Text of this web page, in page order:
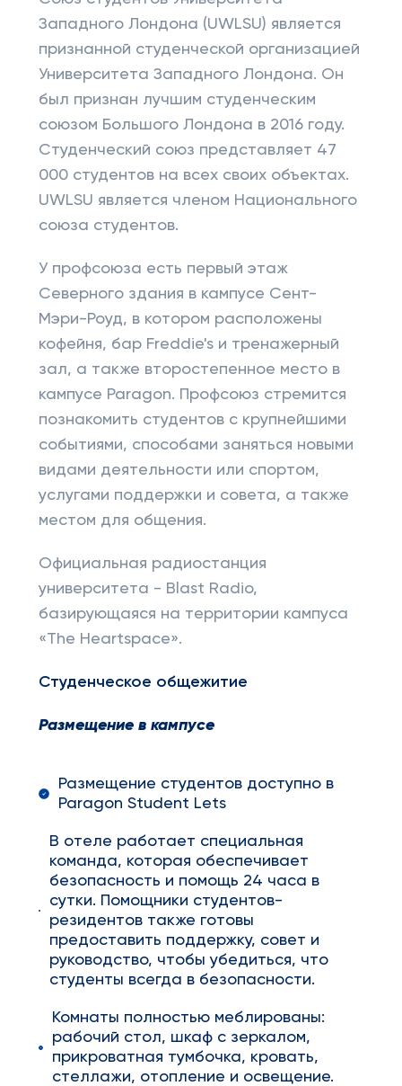
Западного Лондона (UWLSU) является
признанной студенческой организацией
Университета Западного Лондона. Он
был признан лучшим студенческим
союзом Большого Лондона в 2016 году.
Студенческий союз представляет 47
000 студентов на всех своих объектах.
UWLSU является членом Национального
союза студентов.
У профсоюза есть первый этаж
Северного здания в кампусе Сент-
Мэри-Роуд, в котором расположены
кофейня, бар Freddie's и тренажерный
зал, а также второстепенное место в
кампусе Paragon. Профсоюз стремится
познакомить студентов с крупнейшими
событиями, способами заняться новыми
видами деятельности или спортом,
услугами поддержки и совета, а также
местом для общения.
Официальная радиостанция
университета - Blast Radio,
базирующаяся на территории кампуса
«The Heartspace».
Студенческое общежитие
Размещение в кампусе
Размещение студентов доступно в
Paragon Student Lets
В отеле работает специальная
команда, которая обеспечивает
безопасность и помощь 24 часа в
сутки. Помощники студентов-
резидентов также готовы
предоставить поддержку, совет и
руководство, чтобы убедиться, что
студенты всегда в безопасности.
Комнаты полностью меблированы:
рабочий стол, шкаф с зеркалом,
прикроватная тумбочка, кровать,
стеллажи, отопление и освещение.